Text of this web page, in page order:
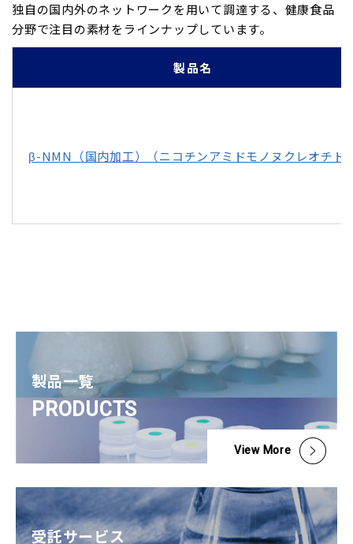
独自の国内外のネットワークを用いて調達する、健康食品
分野で注目の素材をラインナップしています。
製品名
β-NMN（国内加工）（ニコチンアミドモノヌクレオチド
製品一覧
PRODUCTS
View More
受託サービス